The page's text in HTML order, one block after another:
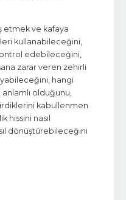
etmek ve kafaya
kullanabileceğini,
edebileceğini,
zarar veren zehirli
hangi
olduğunu,
kabullenmen
hissini nasıl
dönüştürebileceğini